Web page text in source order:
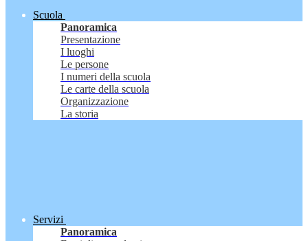
Scuola
Panoramica
Presentazione
I luoghi
Le persone
I numeri della scuola
Le carte della scuola
Organizzazione
La storia
Servizi
Panoramica